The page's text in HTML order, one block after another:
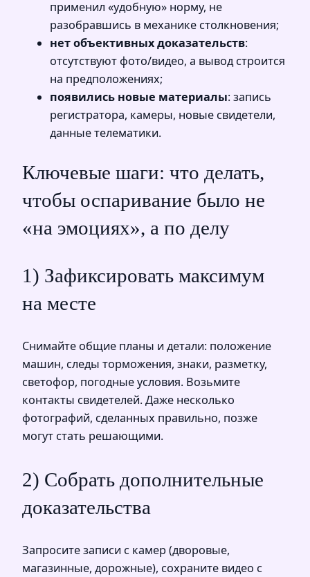
применил «удобную» норму, не
разобравшись в механике столкновения;
нет объективных доказательств:
отсутствуют фото/видео, а вывод строится
на предположениях;
появились новые материалы: запись
регистратора, камеры, новые свидетели,
данные телематики.
Ключевые шаги: что делать,
чтобы оспаривание было не
«на эмоциях», а по делу
1) Зафиксировать максимум
на месте
Снимайте общие планы и детали: положение
машин, следы торможения, знаки, разметку,
светофор, погодные условия. Возьмите
контакты свидетелей. Даже несколько
фотографий, сделанных правильно, позже
могут стать решающими.
2) Собрать дополнительные
доказательства
Запросите записи с камер (дворовые,
магазинные, дорожные), сохраните видео с